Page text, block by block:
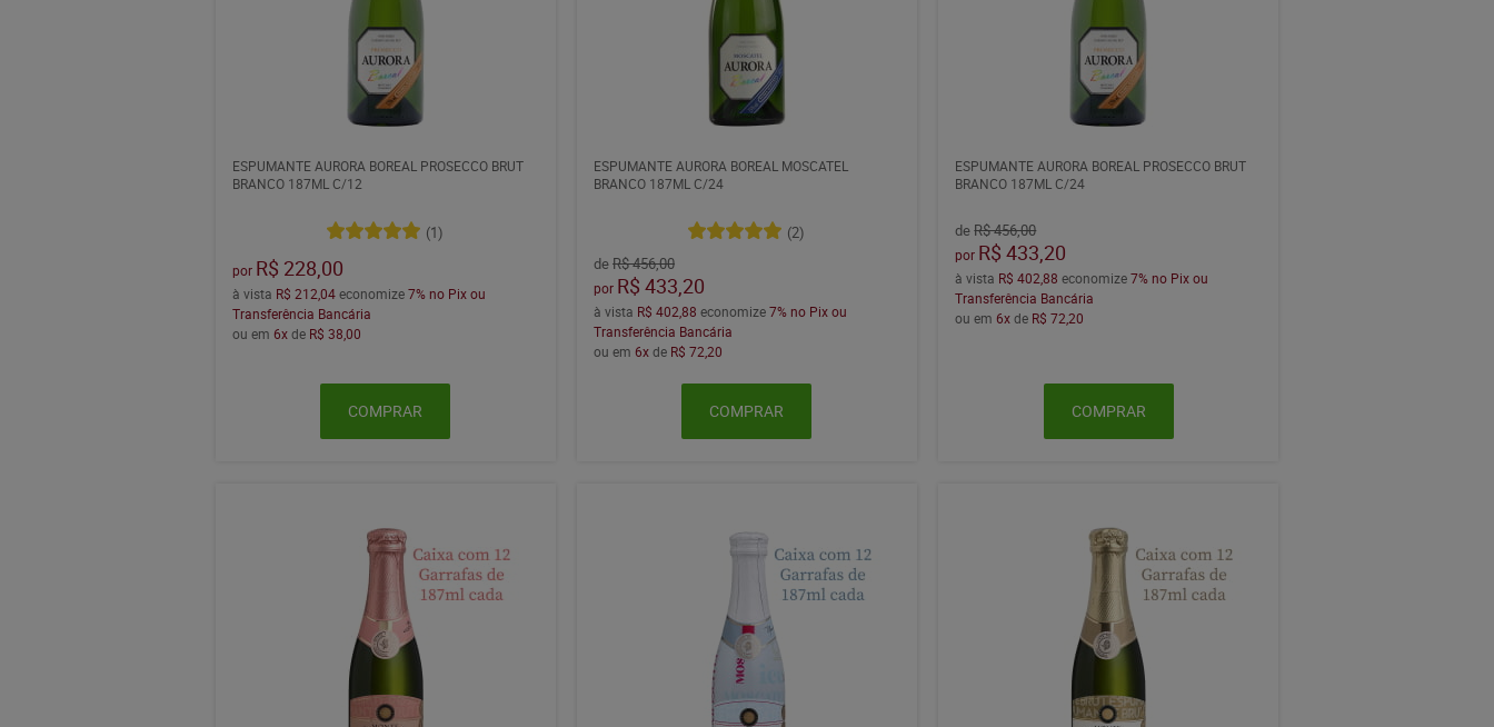
ESPUMANTE AURORA BOREAL PROSECCO BRUT
BRANCO 187ML C/12
(1)
por R$ 228,00
à vista R$ 212,04economize7% no Pix ou
Transferência Bancária
ou em 6xde R$ 38,00
COMPRAR
ESPUMANTE AURORA BOREAL MOSCATEL
BRANCO 187ML C/24
(2)
deR$ 456,00
por R$ 433,20
à vista R$ 402,88 economize7% no Pix ou
Transferência Bancária
ou em6xde R$ 72,20
COMPRAR
ESPUMANTE AURORA BOREAL PROSECCO BRUT
BRANCO 187ML C/24
deR$ 456,00
por R$ 433,20
à vista R$ 402,88 economize7% no Pix ou
Transferência Bancária
ou em6xde R$ 72,20
COMPRAR